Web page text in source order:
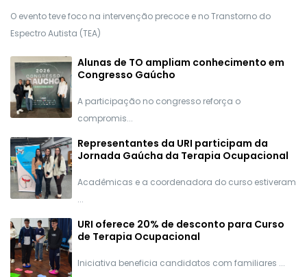
O evento teve foco na intervenção precoce e no Transtorno do
Espectro Autista (TEA)
Alunas de TO ampliam conhecimento em
Congresso Gaúcho
A participação no congresso reforça o
compromis...
Representantes da URI participam da
Jornada Gaúcha da Terapia Ocupacional
Acadêmicas e a coordenadora do curso estiveram
...
URI oferece 20% de desconto para Curso
de Terapia Ocupacional
Iniciativa beneficia candidatos com familiares ...